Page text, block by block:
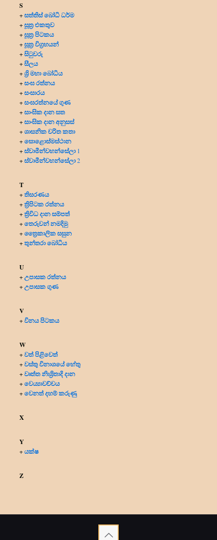
S
+සත්තිස් බෝධි ධර්ම
+සූත්‍ර එකතුව
+සූත්‍ර පිටකය
+සූත්‍ර විග්‍රහයන්
+සිටුවරු
+සීලය
+ශ්‍රි මහා බෝධිය
+සංඝ රත්නය
+සංසාරය
+සංඝරත්නයේ ගුණ
+සාංඝික දාන සත
+සාංඝික දාන අනුසස්
+ශාසනික චරිත කතා
+සොළොස්මස්ථාන
+ස්වාමීන්වහන්සේලා1
+ස්වාමීන්වහන්සේලා2
T
+තිසරණය
+ත්‍රිපිටක රත්නය
+ත්‍රිවිධ දාන සම්පත්
+තෙරුවන් නමදිමු
+ත්‍රෛකාලික සසුන
+තුන්තරා බෝධිය
U
+උපාසක රත්නය
+උපාසක ගුණ
V
+විනය පිටකය
W
+වත් පිළිවෙත්
+වස්තු විනාශයේ හේතු
+වෘත්ත නිඃශ්‍රිතාදි දාන
+වෙය්‍යාවච්චය
+වෙනත් දහම් කරුණු
X
Y
+යක්ෂ
Z